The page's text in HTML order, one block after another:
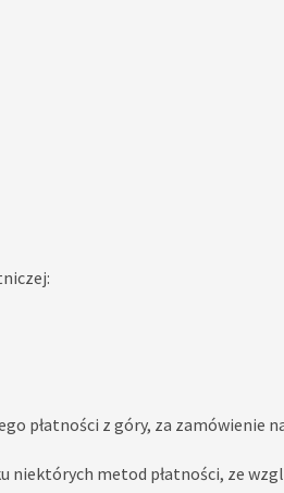
płatności z góry, za zamówienie
niektórych metod płatności, ze